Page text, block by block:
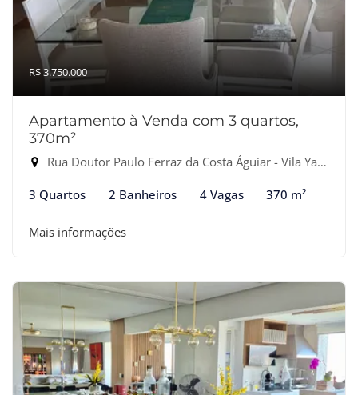
R$ 3.750.000
Apartamento à Venda com 3 quartos,
370m²
Rua Doutor Paulo Ferraz da Costa Águiar - Vila Yara, Osasco-SP
3 Quartos 2 Banheiros 4 Vagas 370 m²
Mais informações